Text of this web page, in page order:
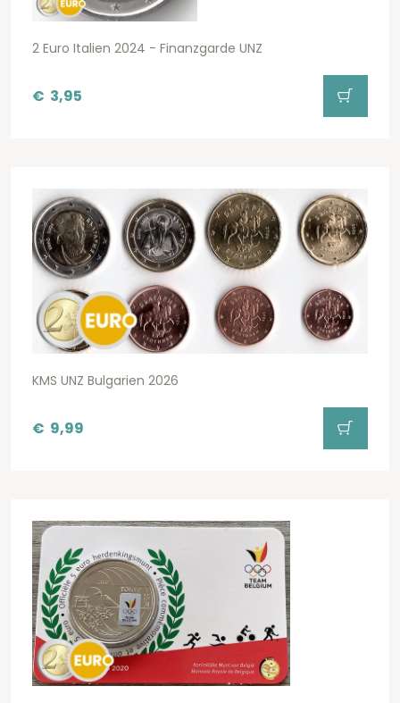
2 Euro Italien 2024 - Finanzgarde UNZ
€ 3,95
KMS UNZ Bulgarien 2026
€ 9,99